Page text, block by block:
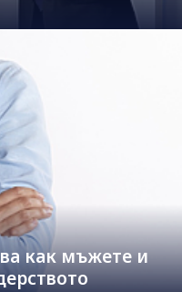
как мъжете и